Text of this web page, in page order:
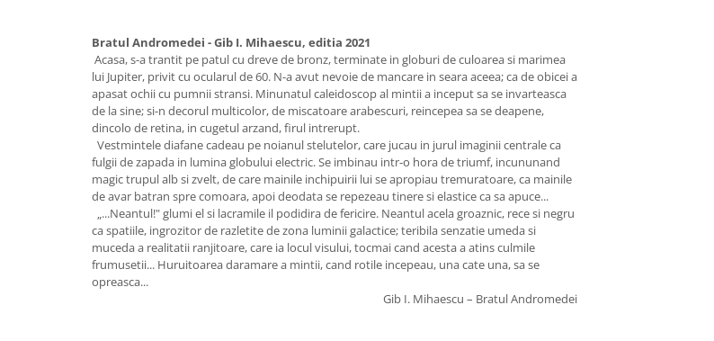
Bratul Andromedei - Gib I. Mihaescu, editia 2021
Acasa, s-a trantit pe patul cu dreve de bronz, terminate in globuri de culoarea si marimea
lui Jupiter, privit cu ocularul de 60. N-a avut nevoie de mancare in seara aceea; ca de obicei a
apasat ochii cu pumnii stransi. Minunatul caleidoscop al mintii a inceput sa se invarteasca
de la sine; si-n decorul multicolor, de miscatoare arabescuri, reincepea sa se deapene,
dincolo de retina, in cugetul arzand, firul intrerupt.
Vestmintele diafane cadeau pe noianul stelutelor, care jucau in jurul imaginii centrale ca
fulgii de zapada in lumina globului electric. Se imbinau intr-o hora de triumf, incununand
magic trupul alb si zvelt, de care mainile inchipuirii lui se apropiau tremuratoare, ca mainile
de avar batran spre comoara, apoi deodata se repezeau tinere si elastice ca sa apuce...
„...Neantul!" glumi el si lacramile il podidira de fericire. Neantul acela groaznic, rece si negru
ca spatiile, ingrozitor de razletite de zona luminii galactice; teribila senzatie umeda si
muceda a realitatii ranjitoare, care ia locul visului, tocmai cand acesta a atins culmile
frumusetii... Huruitoarea daramare a mintii, cand rotile incepeau, una cate una, sa se
opreasca...
Gib I. Mihaescu – Bratul Andromedei